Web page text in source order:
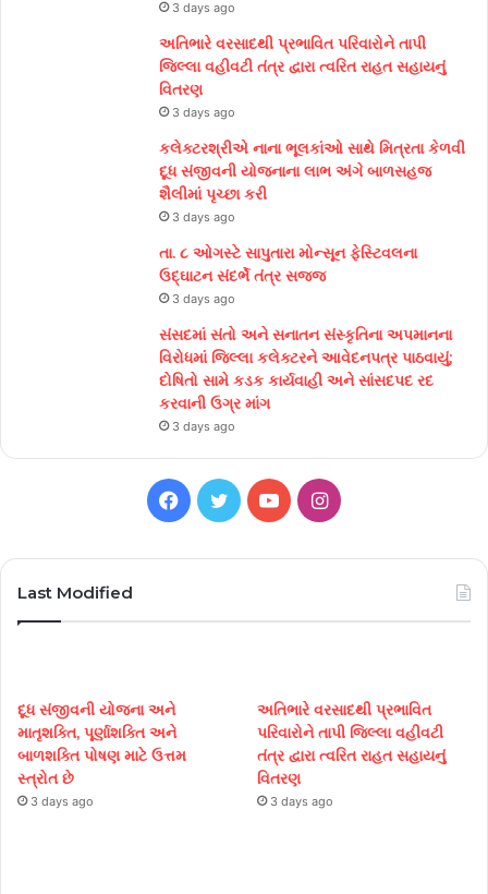
3 days ago
અતિભારે વરસાદથી પ્રભાવિત પરિવારોને તાપી
જિલ્લા વહીવટી તંત્ર દ્વારા ત્વરિત રાહત સહાયનું
વિતરણ
3 days ago
કલેક્ટરશ્રીએ નાના ભૂલકાંઓ સાથે મિત્રતા કેળવી
દૂધ સંજીવની યોજનાના લાભ અંગે બાળસહજ
શૈલીમાં પૃચ્છા કરી
3 days ago
તા. ૮ ઓગસ્ટે સાપુતારા મોન્સૂન ફેસ્ટિવલના
ઉદ્ઘાટન સંદર્ભે તંત્ર સજ્જ
3 days ago
સંસદમાં સંતો અને સનાતન સંસ્કૃતિના અપમાનના
વિરોધમાં જિલ્લા કલેક્ટરને આવેદનપત્ર પાઠવાયું;
દોષિતો સામે કડક કાર્યવાહી અને સાંસદપદ રદ
કરવાની ઉગ્ર માંગ
3 days ago
Facebook
TwitterYouTubeInstagram
Last Modified
દૂધ સંજીવની યોજના અને
માતૃશક્તિ, પૂર્ણાશક્તિ અને
બાળશક્તિ પોષણ માટે ઉત્તમ
સ્ત્રોત છે
3 days ago
અતિભારે વરસાદથી પ્રભાવિત
પરિવારોને તાપી જિલ્લા વહીવટી
તંત્ર દ્વારા ત્વરિત રાહત સહાયનું
વિતરણ
3 days ago